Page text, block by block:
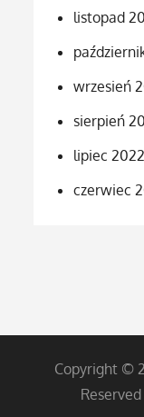
listopad
wrzesień
sierpień
lipiec 2022
czerwiec
Copyright ©